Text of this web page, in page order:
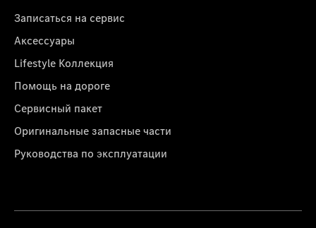
Записаться на сервис
Аксессуары
Lifestyle Коллекция
Помощь на дороге
Сервисный пакет
Оригинальные запасные части
Руководства по эксплуатации